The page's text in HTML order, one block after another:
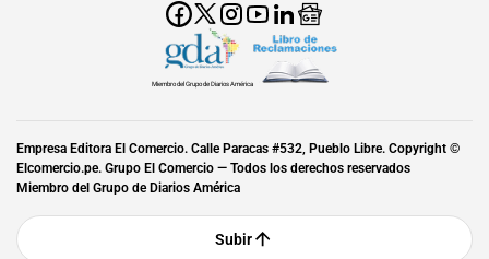
Miembro del Grupo de Diarios América
Empresa Editora El Comercio. Calle Paracas #532, Pueblo Libre. Copyright ©
Elcomercio.pe. Grupo El Comercio — Todos los derechos reservados
Miembro del Grupo de Diarios América
Subir